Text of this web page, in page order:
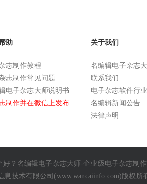
助
志制作教程
志制作常见问题
电子杂志大师说明书
制作并在微信上发布
关于我们
名编辑电子杂志
联系我们
电子杂志软件行
名编辑新闻公告
法律声明
好？名编辑电子杂志大师-企业级电子杂志制
息技术有限公司(www.wancaiinfo.com)版权所